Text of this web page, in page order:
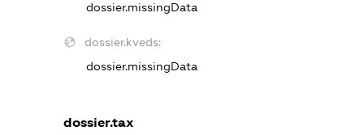
dossier.missingData
dossier.kveds:
dossier.missingData
dossier.tax